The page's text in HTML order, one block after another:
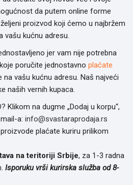
da putem online forme
proizvod koji ćemo u najbržem
vašu kućnu adresu.
jer vam nije potrebna
poručite jednostavno plaćate
na vašu kućnu adresu. Naš najveći
naših vernih kupaca.
Klikom na dugme „Dodaj u korpu“,
a: info@svastaraprodaja.rs
proizvode plaćate kuriru prilikom
na teritoriji Srbije, za 1-3 radna
Isporuku vrši kurirska služba od8-